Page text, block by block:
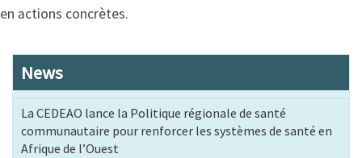
en actions concrètes.
News
La CEDEAO lance la Politique régionale de santé
communautaire pour renforcer les systèmes de santé en
Afrique de l’Ouest